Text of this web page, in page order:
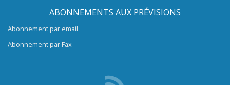
ABONNEMENTS AUX PRÉVISIONS
Abonnement par email
Abonnement par Fax